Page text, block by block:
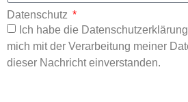
Datenschutz
Ich habe die
mich mit der Verarbeitung meiner
dieser Nachricht einverstanden.